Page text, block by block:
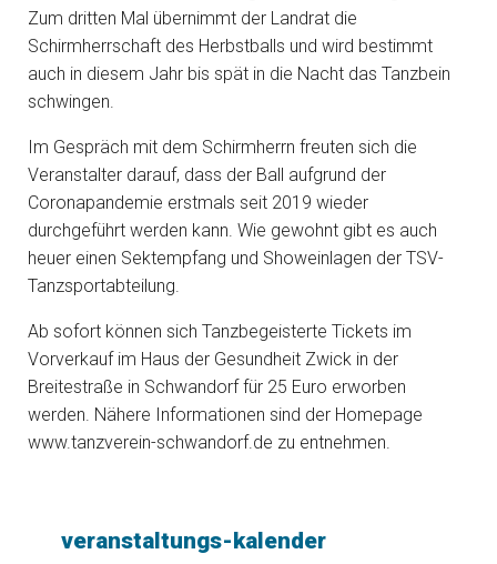
Zum dritten Mal übernimmt der Landrat die
Schirmherrschaft des Herbstballs und wird bestimmt
auch in diesem Jahr bis spät in die Nacht das Tanzbein
schwingen.
Im Gespräch mit dem Schirmherrn freuten sich die
Veranstalter darauf, dass der Ball aufgrund der
Coronapandemie erstmals seit 2019 wieder
durchgeführt werden kann. Wie gewohnt gibt es auch
heuer einen Sektempfang und Showeinlagen der TSV-
Tanzsportabteilung.
Ab sofort können sich Tanzbegeisterte Tickets im
Vorverkauf im Haus der Gesundheit Zwick in der
Breitestraße in Schwandorf für 25 Euro erworben
werden. Nähere Informationen sind der Homepage
www.tanzverein-schwandorf.de zu entnehmen.
veranstaltungs-kalender